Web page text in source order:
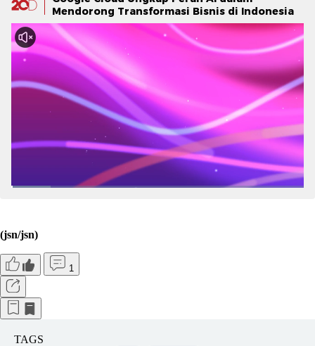
Mendorong Transformasi Bisnis di Indonesia
(jsn/jsn)
1
TAGS